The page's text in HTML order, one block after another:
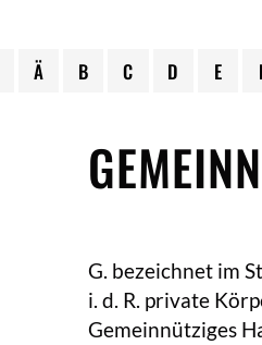
Ä B C D E
G. bezeichnet im
i. d. R. private
Gemeinnütziges